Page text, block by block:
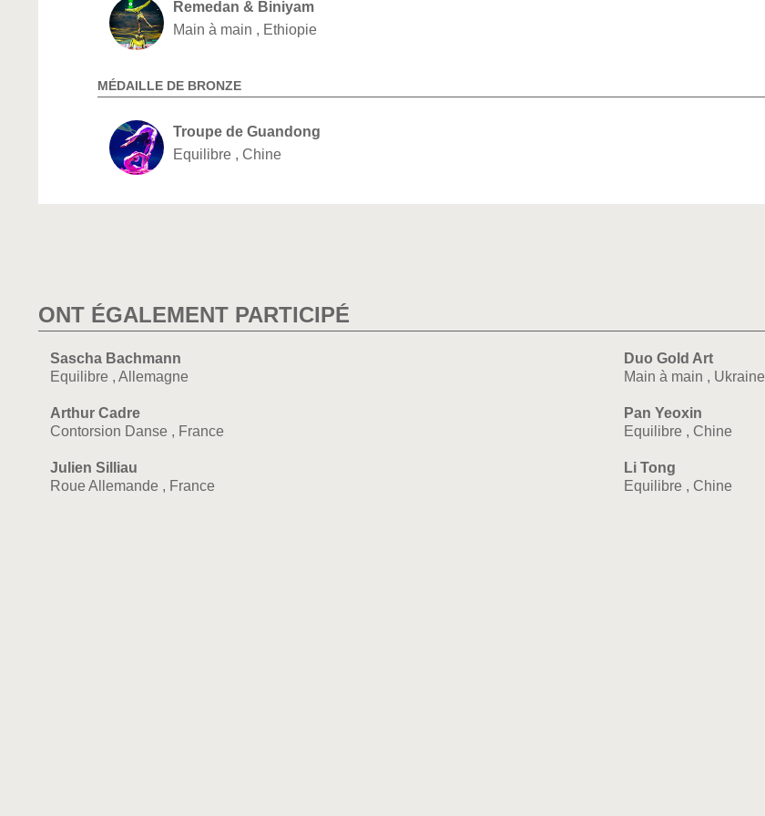
Remedan & Biniyam
Main à main , Ethiopie
MÉDAILLE DE BRONZE
Troupe de Guandong
Equilibre , Chine
ONT ÉGALEMENT PARTICIPÉ
Sascha Bachmann
Equilibre , Allemagne
Duo Gold Art
Main à main , Ukraine
Arthur Cadre
Contorsion Danse , France
Pan Yeoxin
Equilibre , Chine
Julien Silliau
Roue Allemande , France
Li Tong
Equilibre , Chine